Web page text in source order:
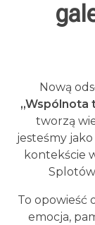
Nową
„Wspólnota
tworzą
jesteśmy
kontekście
To opowieść
emocja,